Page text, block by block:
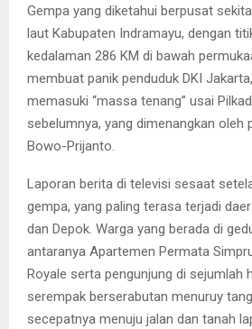
Gempa yang diketahui berpusat
laut Kabupaten Indramayu, dengan
kedalaman 286 KM di bawah
membuat panik penduduk DKI
memasuki “massa tenang” usai
sebelumnya, yang dimenangkan oleh
Bowo-Prijanto.
Laporan berita di televisi sesaat
gempa, yang paling terasa terjadi
dan Depok. Warga yang berada di
antaranya Apartemen Permata
Royale serta pengunjung di sejumlah
serempak berserabutan menuruy
secepatnya menuju jalan dan tanah